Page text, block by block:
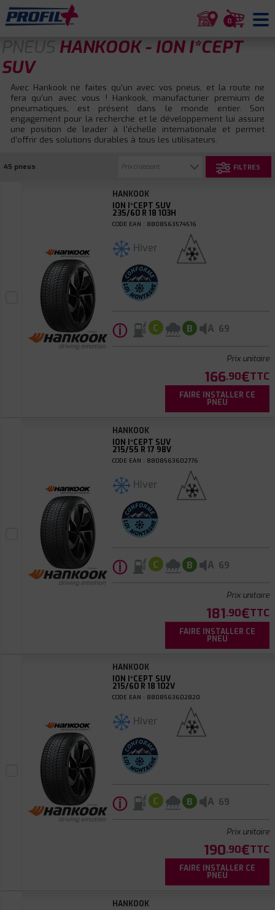
0
PNEUS HANKOOK - ION I*CEPT
SUV
Avec Hankook ne faites qu’un avec vos pneus, et la route ne
fera qu’un avec vous ! Hankook, manufacturier premium de
pneumatiques, est présent dans le monde entier. Son
engagement pour la recherche et le développement lui assure
une position de leader à l'échelle internationale et permet
d’offrir des solutions durables à tous les utilisateurs.
45 pneus FILTRES
HANKOOK
ION I*CEPT SUV
235/60 R 18 103H
CODE EAN : 8808563574516
Hiver
ⓘ C B A 69
Prix unitaire
166.90€TTC
FAIRE INSTALLER CE
PNEU
HANKOOK
ION I*CEPT SUV
215/55 R 17 98V
CODE EAN : 8808563602776
Hiver
ⓘ C B A 69
Prix unitaire
181.90€TTC
FAIRE INSTALLER CE
PNEU
HANKOOK
ION I*CEPT SUV
215/60 R 18 102V
CODE EAN : 8808563602820
Hiver
ⓘ C B A 69
Prix unitaire
190.90€TTC
FAIRE INSTALLER CE
PNEU
HANKOOK